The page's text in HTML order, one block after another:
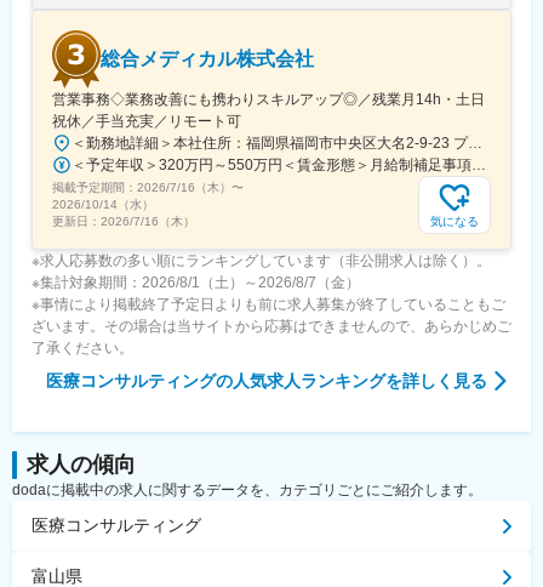
ャリアを築ける環境です。
こちらの組織には、内資外資の製薬企業でのCMC業務の経験者や
研究所での経験、CMC薬事の経験者が多いです。
変更の範囲：会社の定める業務
総合メディカル株式会社
営業事務◇業務改善にも携わりスキルアップ◎／残業月14h・土日
祝休／手当充実／リモート可
＜勤務地詳細＞本社住所：福岡県福岡市中央区大名2-9-23 プリオ福岡ビル勤務地最寄駅：地下鉄空港線／天神駅受動喫煙対策：屋内全面禁煙変更の範囲：会社の定める事業所
＜予定年収＞320万円～550万円＜賃金形態＞月給制補足事項なし＜賃金内訳＞月額（基本給）：200,000円～246,000円その他固定手当/月：20,000円～110,000円＜月給＞220,000円～356,000円＜昇給有無＞有＜残業手当＞有＜給与補足＞※実際の年収は面談・面接後に経歴や能力に応じて決定します※求人票の想定年収に当てはまらないケースも発生する可能性があります賞与年2回（2025年度実績4.4ヶ月）、昇給年1回住宅補助手当、家族手当、残業手当、休日出勤手当など賃金はあくまでも目安の金額であり、選考を通じて上下する可能性があります。月給(月額)は固定手当を含めた表記です。
掲載予定期間： 2026/7/16（木） 〜
2026/10/14（水）
更新日： 2026/7/16（木） 気になる
※求人応募数の多い順にランキングしています（非公開求人は除く）。
※集計対象期間：2026/8/1（土）～2026/8/7（金）
※事情により掲載終了予定日よりも前に求人募集が終了していることもご
ざいます。その場合は当サイトから応募はできませんので、あらかじめご
了承ください。
医療コンサルティングの人気求人ランキングを詳しく見る
求人の傾向
dodaに掲載中の求人に関するデータを、カテゴリごとにご紹介します。
医療コンサルティング
富山県